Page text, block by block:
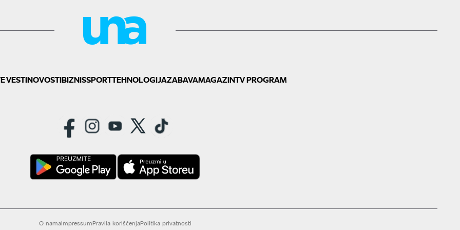
VESTINOVOSTIBIZNISSPORTTEHNOLOGIJAZABAVAMAGAZINTV PROGRAM
O namaImpressumPravila korišćenjaPolitika privatnosti